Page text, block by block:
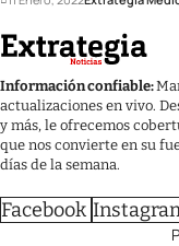
Información confiable:
actualizaciones en vivo.
y más, le ofrecemos
que nos convierte en su
días de la semana.
Facebook